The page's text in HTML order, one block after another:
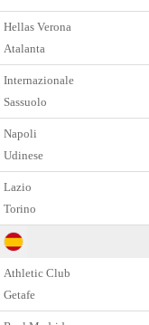
Hellas Verona
Atalanta
Internazionale
Sassuolo
Napoli
Udinese
Lazio
Torino
Athletic Club
Getafe